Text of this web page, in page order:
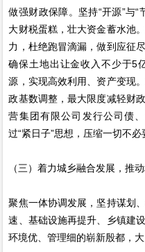
做强财政保障。坚持“开源”与
大财税蛋糕，壮大资金蓄水池
力，杜绝跑冒滴漏，做到应征
确保土地出让金收入不少于5
源，实现高效利用、资产变现
政基数调整，最大限度减轻财
营集团有限公司发行公司债
过“紧日子”思想，压缩一切不
（三）着力城乡融合发展，推
聚焦一体协调发展，坚持谋划
速、基础设施再提升、乡镇建
环境优、管理细的崭新殷都，